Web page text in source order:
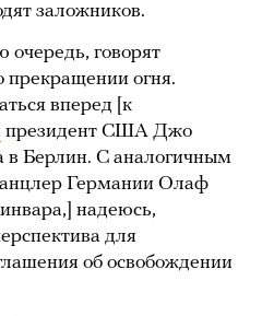
заложников.
говорят
прекращении огня.
вперед [к
президент США Джо
в Берлин. С аналогичным
Германии Олаф
надеюсь,
для
об освобождении